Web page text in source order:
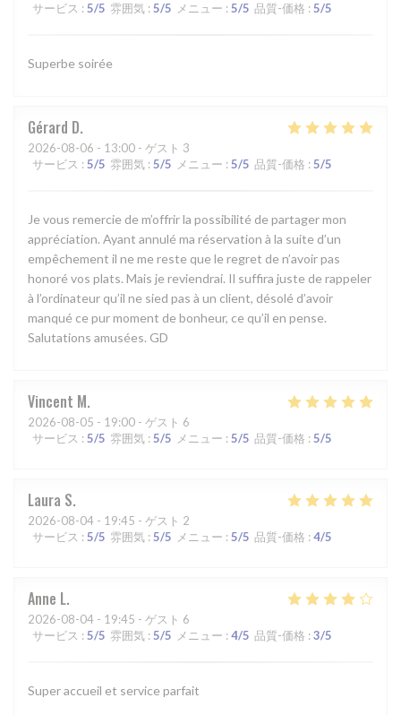
サービス : 5/5 雰囲気 : 5/5 メニュー : 5/5 品質-価格 : 5/5
Superbe soirée
Gérard D
2026-08-06 - 13:00 - ゲスト 3
サービス : 5/5 雰囲気 : 5/5 メニュー : 5/5 品質-価格 : 5/5
Je vous remercie de m’offrir la possibilité de partager mon
appréciation. Ayant annulé ma réservation à la suite d’un
empêchement il ne me reste que le regret de n’avoir pas
honoré vos plats. Mais je reviendrai. Il suffira juste de rappeler
à l’ordinateur qu’il ne sied pas à un client, désolé d’avoir
manqué ce pur moment de bonheur, ce qu’il en pense.
Salutations amusées. GD
Vincent M
2026-08-05 - 19:00 - ゲスト 6
サービス : 5/5 雰囲気 : 5/5 メニュー : 5/5 品質-価格 : 5/5
Laura S
2026-08-04 - 19:45 - ゲスト 2
サービス : 5/5 雰囲気 : 5/5 メニュー : 5/5 品質-価格 : 4/5
Anne L
2026-08-04 - 19:45 - ゲスト 6
サービス : 5/5 雰囲気 : 5/5 メニュー : 4/5 品質-価格 : 3/5
Super accueil et service parfait